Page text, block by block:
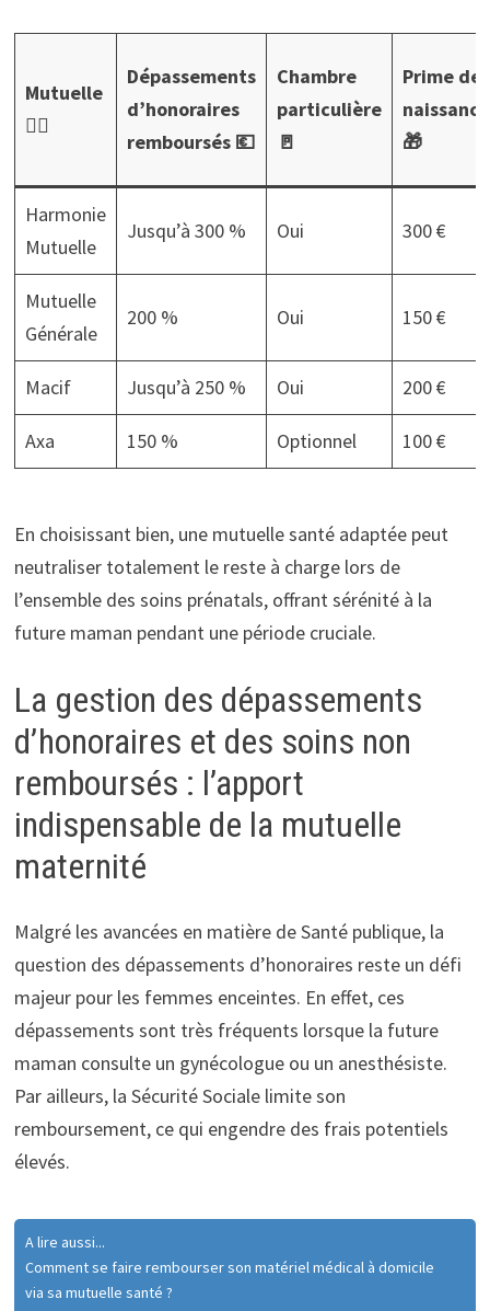
Mutuelle
👩‍⚕️
Dépassements
d’honoraires
remboursés 💶
Chambre
particulière
🚪
Prime de
naissance
🎁
Harmonie
Mutuelle
Jusqu’à 300 % Oui 300 €
Mutuelle
Générale
200 % Oui 150 €
Macif Jusqu’à 250 % Oui 200 €
Axa 150 % Optionnel 100 €
En choisissant bien, une mutuelle santé adaptée peut
neutraliser totalement le reste à charge lors de
l’ensemble des soins prénatals, offrant sérénité à la
future maman pendant une période cruciale.
La gestion des dépassements
d’honoraires et des soins non
remboursés : l’apport
indispensable de la mutuelle
maternité
Malgré les avancées en matière de Santé publique, la
question des dépassements d’honoraires reste un défi
majeur pour les femmes enceintes. En effet, ces
dépassements sont très fréquents lorsque la future
maman consulte un gynécologue ou un anesthésiste.
Par ailleurs, la Sécurité Sociale limite son
remboursement, ce qui engendre des frais potentiels
élevés.
A lire aussi...
Comment se faire rembourser son matériel médical à domicile
via sa mutuelle santé ?